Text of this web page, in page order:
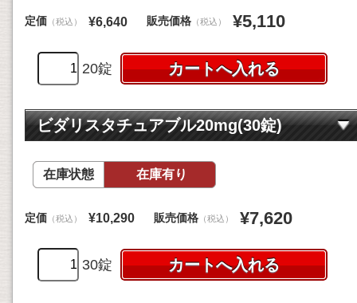
定価 （税込） ¥6,640 販売価格 （税込） ¥5,110
20錠
ビダリスタチュアブル20mg(30錠)
在庫状態 在庫有り
定価 （税込） ¥10,290 販売価格 （税込） ¥7,620
30錠